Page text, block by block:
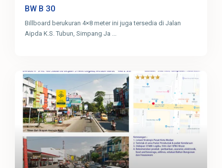
BW B 30
Billboard berukuran 4×8 meter ini juga tersedia di Jalan
Aipda K.S. Tubun, Simpang Ja ...